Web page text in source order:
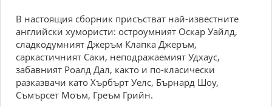
В настоящия сборник присъстват най-известните
английски хумористи: остроумният Оскар Уайлд,
сладкодумният Джеръм Клапка Джеръм,
саркастичният Саки, неподражаемият Удхаус,
забавният Роалд Дал, както и по-класически
разказвачи като Хърбърт Уелс, Бърнард Шоу,
Съмърсет Моъм, Греъм Грийн.